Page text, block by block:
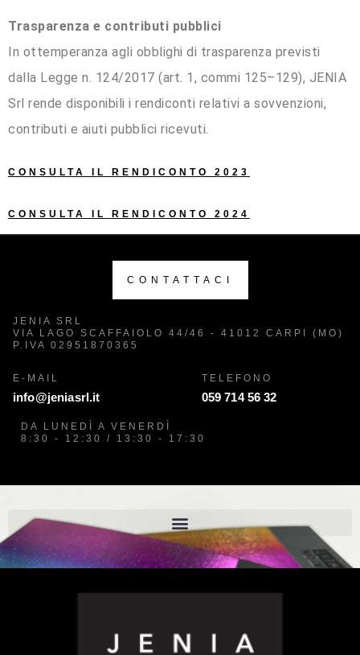
Trasparenza e contributi pubblici
In ottemperanza agli obblighi di trasparenza previsti
dalla Legge n. 124/2017 (art. 1, commi 125–129), JENIA
Srl rende disponibili i rendiconti relativi a sovvenzioni,
contributi e aiuti pubblici ricevuti.
CONSULTA IL RENDICONTO 2023
CONSULTA IL RENDICONTO 2024
CONTATTACI
JENIA SRL
VIA LAGO SCAFFAIOLO 44/46 - 41012 CARPI (MO)
P.IVA 02951870365
E-MAIL
info@jeniasrl.it
TELEFONO
059 714 56 32
DA LUNEDÌ A VENERDÌ
8:30 - 12:30 / 13:30 - 17:30